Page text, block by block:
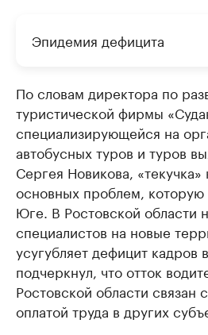
Эпидемия дефицита
По словам директора по
туристической фирмы
специализирующейся на
автобусных туров и туров
Сергея Новикова,
основных проблем,
Юге. В Ростовской области
специалистов на новые
усугубляет дефицит кадров
подчеркнул, что отток
Ростовской области связан
оплатой труда в других